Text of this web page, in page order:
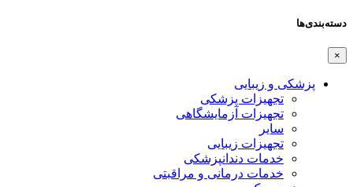
دسته‌بندی‌ها
×
پزشکی و زیبایی
تجهیزات پزشکی
تجهیزات آزمایشگاهی
سایر
تجهیزات زیبایی
خدمات دندانپزشکی
خدمات درمانی و مراقبتی